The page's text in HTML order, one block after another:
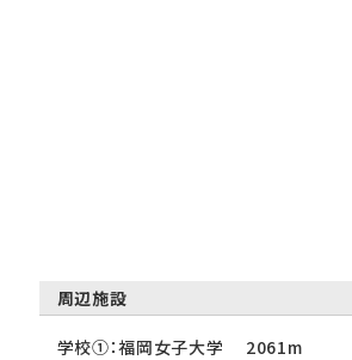
周辺施設
学校①：福岡女子大学 2061m